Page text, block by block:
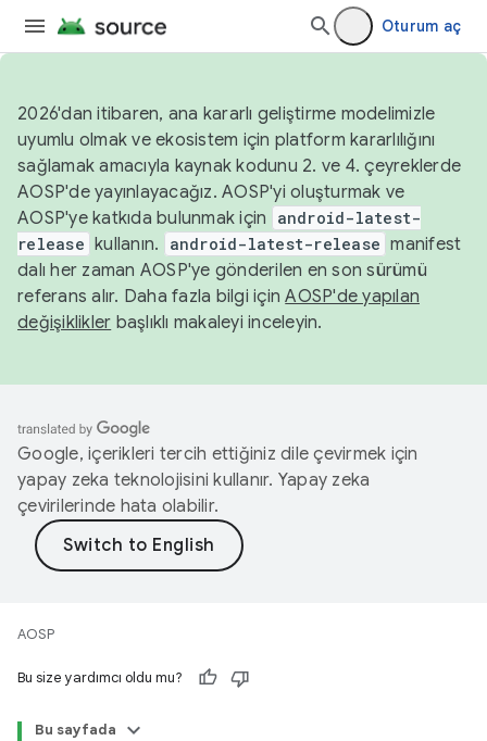
Oturum aç
2026'dan itibaren, ana kararlı geliştirme modelimizle
uyumlu olmak ve ekosistem için platform kararlılığını
sağlamak amacıyla kaynak kodunu 2. ve 4. çeyreklerde
AOSP'de yayınlayacağız. AOSP'yi oluşturmak ve
AOSP'ye katkıda bulunmak için
android-latest-
release kullanın. android-latest-release manifest
dalı her zaman AOSP'ye gönderilen en son sürümü
referans alır. Daha fazla bilgi içinAOSP'de yapılan
değişiklikler başlıklı makaleyi inceleyin.
Google, içerikleri tercih ettiğiniz dile çevirmek için
yapay zeka teknolojisini kullanır. Yapay zeka
çevirilerinde hata olabilir.
AOSP
Bu size yardımcı oldu mu?
Bu sayfada